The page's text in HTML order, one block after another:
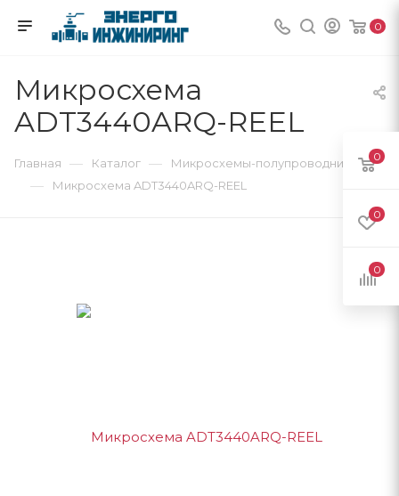
0
Микросхема
ADT3440ARQ-REEL
Главная — Каталог — Микросхемы-полупроводники
— Микросхема ADT3440ARQ-REEL
0
0
0